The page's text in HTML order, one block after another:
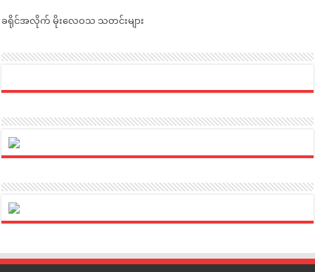
ခရိုင်အလိုက် မိုးလေဝသ သတင်းများ